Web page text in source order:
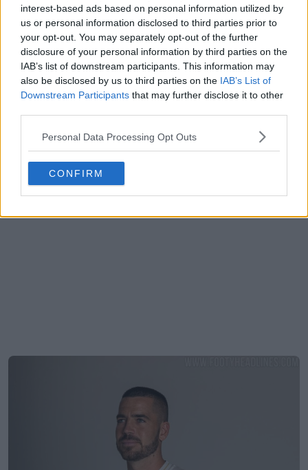
interest-based ads based on personal information utilized by
us or personal information disclosed to third parties prior to
your opt-out. You may separately opt-out of the further
disclosure of your personal information by third parties on the
IAB’s list of downstream participants. This information may
also be disclosed by us to third parties on the IAB’s List of
Downstream Participants that may further disclose it to other
Personal Data Processing Opt Outs
CONFIRM
Les maillots 26-27 des Houston Rockets dévoilés
+ nouveau logo
OFFICIEL Basketball Jersey Archive 17h